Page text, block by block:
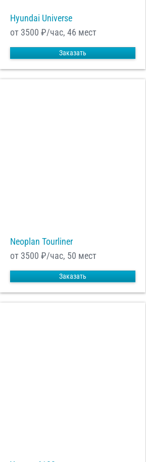
Hyundai Universe
от 3500 ₽/час, 46 мест
Заказать
Neoplan Tourliner
от 3500 ₽/час, 50 мест
Заказать